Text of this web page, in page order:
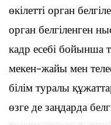
өкілетті орган
орган белгіленген
кадр есебі бойынша
мекен-жайы мен
білім туралы
өзге де заңдарда